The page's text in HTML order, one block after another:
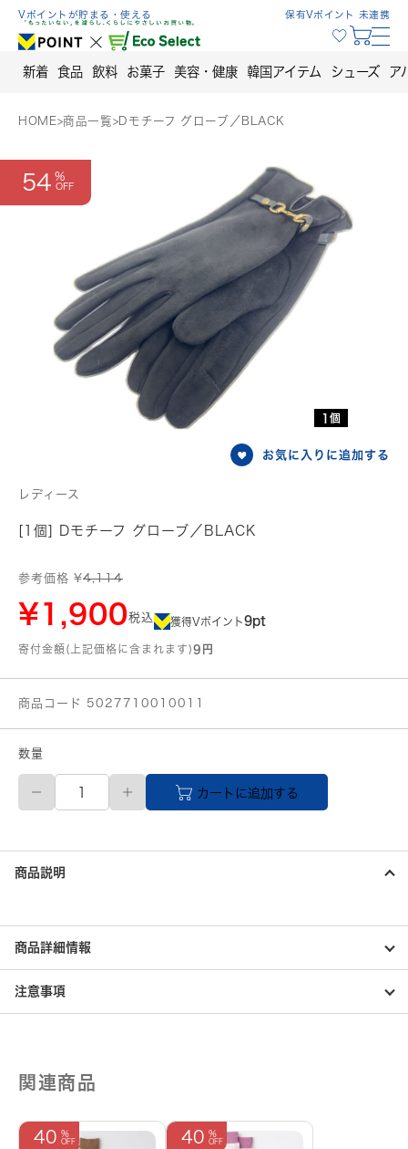
Skip
content
Vポイントが貯まる・使える 保有Vポイント 未連携
新着 食品 飲料 お菓子 美容・健康 韓国アイテム シューズ ア
HOME>商品一覧> Dモチーフ グローブ／BLACK
54
1個
お気に入りに追加する
レディース
[1個] Dモチーフ グローブ／BLACK
参考価格 ¥4,114
¥1,900税込 獲得Vポイント9pt
寄付金額(上記価格に含まれます)9円
商品コード 5027710010011
数量
D
チ
フ
グ
ロ
／
BLACK
カートに追加する
商品説明
商品詳細情報
注意事項
関連商品
40 40